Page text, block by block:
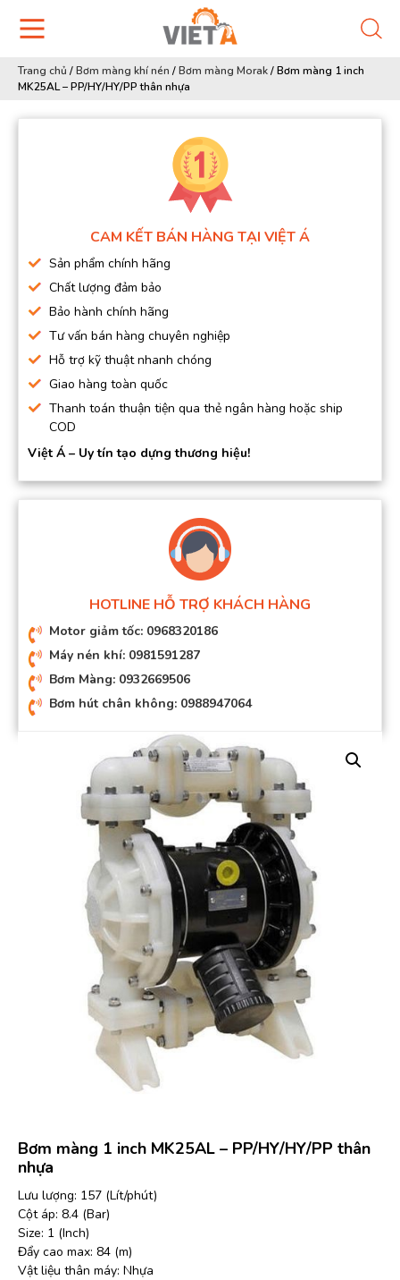
Trang chủ /Bơm màng khí nén /Bơm màng Morak/Bơm màng 1 inch
MK25AL – PP/HY/HY/PP thân nhựa
CAM KẾT BÁN HÀNG TẠI VIỆT Á
Sản phẩm chính hãng
Chất lượng đảm bảo
Bảo hành chính hãng
Tư vấn bán hàng chuyên nghiệp
Hỗ trợ kỹ thuật nhanh chóng
Giao hàng toàn quốc
Thanh toán thuận tiện qua thẻ ngân hàng hoặc ship
COD
Việt Á – Uy tín tạo dựng thương hiệu!
HOTLINE HỖ TRỢ KHÁCH HÀNG
Motor giảm tốc: 0968320186
Máy nén khí: 0981591287
Bơm Màng: 0932669506
Bơm hút chân không: 0988947064
Bơm màng 1 inch MK25AL – PP/HY/HY/PP thân
nhựa
Lưu lượng: 157 (Lít/phút)
Cột áp: 8.4 (Bar)
Size: 1 (Inch)
Đẩy cao max: 84 (m)
Vật liệu thân máy: Nhựa